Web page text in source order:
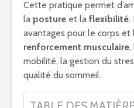
Cette pratique permet
la posture et la flexibilité.
avantages pour le corps et
renforcement musculaire,
mobilité, la gestion du
qualité du sommeil.